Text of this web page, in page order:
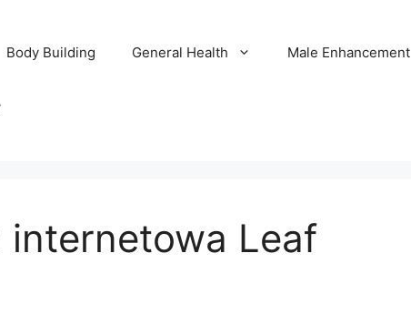
Body Building General Health Male Enhancement
Leaf